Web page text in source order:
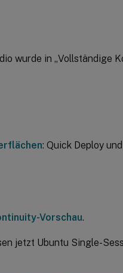
wurde in „Vollständige
: Quick Deploy
Vorschau.
jetzt Ubuntu Single-